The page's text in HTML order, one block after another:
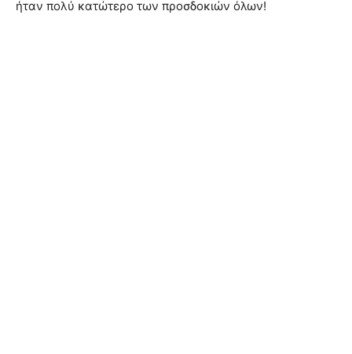
ήταν πολύ κατώτερο των προσδοκιών όλων!